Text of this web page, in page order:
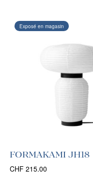
FORMAKAMI JH18
CHF 215.00
Exposé en magasin